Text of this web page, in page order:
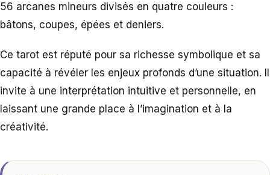
56 arcanes mineurs divisés en quatre couleurs :
bâtons, coupes, épées et deniers.
Ce tarot est réputé pour sa richesse symbolique et sa
capacité à révéler les enjeux profonds d’une situation. Il
invite à une interprétation intuitive et personnelle, en
laissant une grande place à l’imagination et à la
créativité.